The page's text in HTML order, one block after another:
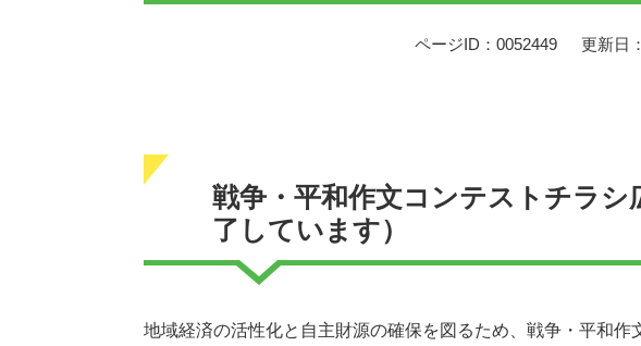
ページID：0052449 更新日
戦争・平和作文コンテストチラ
了しています）
地域経済の活性化と自主財源の確保を図るため、戦争・平和